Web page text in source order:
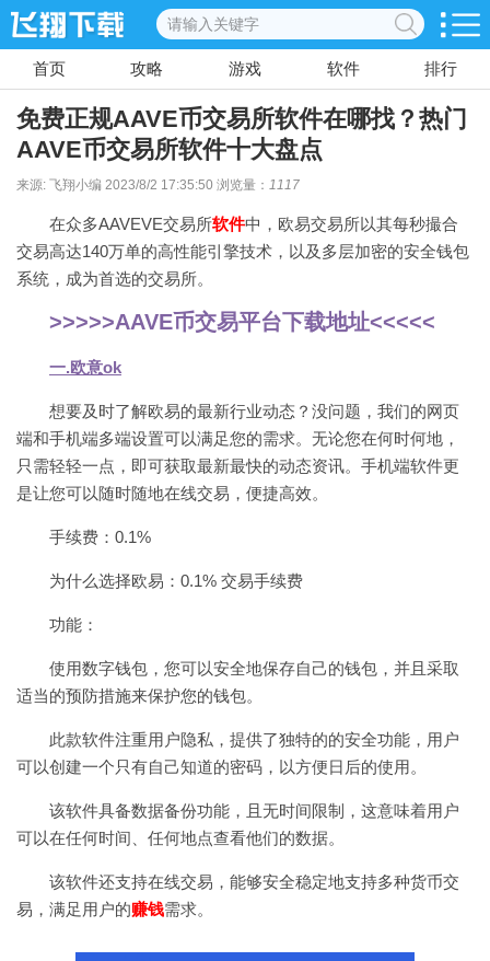
首页 攻略 游戏 软件 排行
免费正规AAVE币交易所软件在哪找？热门
AAVE币交易所软件十大盘点
来源: 飞翔小编 2023/8/2 17:35:50 浏览量： 1117
在众多AAVEVE交易所软件中，欧易交易所以其每秒撮合
交易高达140万单的高性能引擎技术，以及多层加密的安全钱包
系统，成为首选的交易所。
>>>>>AAVE币交易平台下载地址<<<<<
一.欧意ok
想要及时了解欧易的最新行业动态？没问题，我们的网页
端和手机端多端设置可以满足您的需求。无论您在何时何地，
只需轻轻一点，即可获取最新最快的动态资讯。手机端软件更
是让您可以随时随地在线交易，便捷高效。
手续费：0.1%
为什么选择欧易：0.1% 交易手续费
功能：
使用数字钱包，您可以安全地保存自己的钱包，并且采取
适当的预防措施来保护您的钱包。
此款软件注重用户隐私，提供了独特的的安全功能，用户
可以创建一个只有自己知道的密码，以方便日后的使用。
该软件具备数据备份功能，且无时间限制，这意味着用户
可以在任何时间、任何地点查看他们的数据。
该软件还支持在线交易，能够安全稳定地支持多种货币交
易，满足用户的赚钱需求。